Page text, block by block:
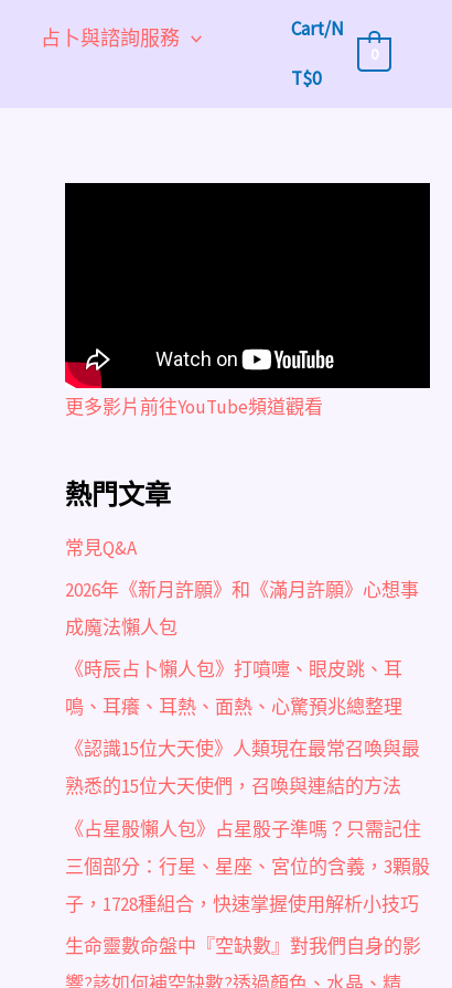
占卜與諮詢服務
Cart/N
T$0
0
更多影片前往YouTube頻道觀看
熱門文章
常見Q&A
2026年《新月許願》和《滿月許願》心想事
成魔法懶人包
《時辰占卜懶人包》打噴嚏、眼皮跳、耳
鳴、耳癢、耳熱、面熱、心驚預兆總整理
《認識15位大天使》人類現在最常召喚與最
熟悉的15位大天使們，召喚與連結的方法
《占星骰懶人包》占星骰子準嗎？只需記住
三個部分：行星、星座、宮位的含義，3顆骰
子，1728種組合，快速掌握使用解析小技巧
生命靈數命盤中『空缺數』對我們自身的影